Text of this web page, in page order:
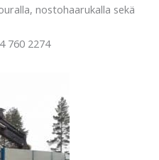
nostohaarukalla sekä
760 2274